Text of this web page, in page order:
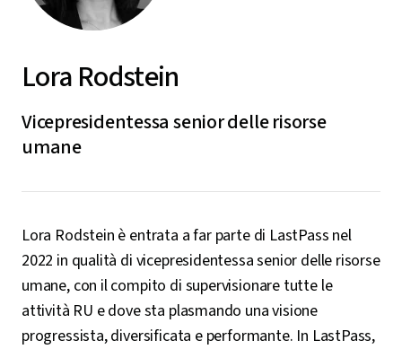
Lora Rodstein
Vicepresidentessa senior delle risorse
umane
Lora Rodstein è entrata a far parte di LastPass nel
2022 in qualità di vicepresidentessa senior delle risorse
umane, con il compito di supervisionare tutte le
attività RU e dove sta plasmando una visione
progressista, diversificata e performante. In LastPass,